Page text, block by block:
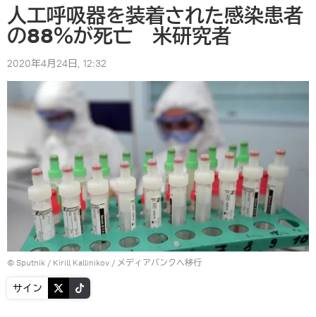
人工呼吸器を装着された感染患者
の88％が死亡 米研究者
2020年4月24日, 12:32
© Sputnik / Kirill Kallinikov / メディアバンクへ移行
サイン